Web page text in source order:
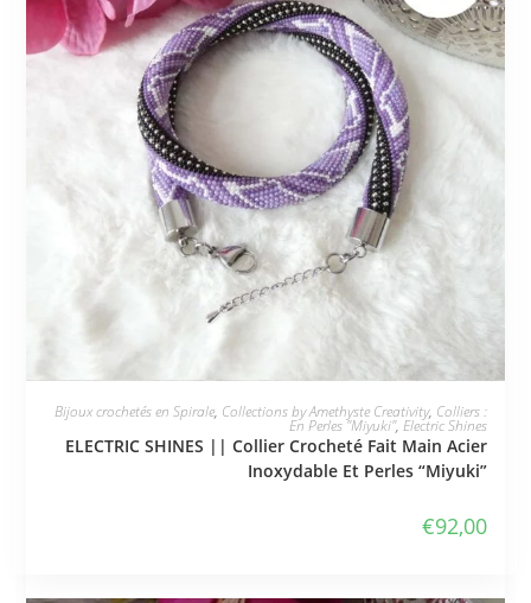
JE L'ADOPTE
Bijoux crochetés en Spirale, Collections by Amethyste Creativity, Colliers :
En Perles "Miyuki", Electric Shines
ELECTRIC SHINES || Collier Crocheté Fait Main Acier
Inoxydable Et Perles “Miyuki”
€92,00